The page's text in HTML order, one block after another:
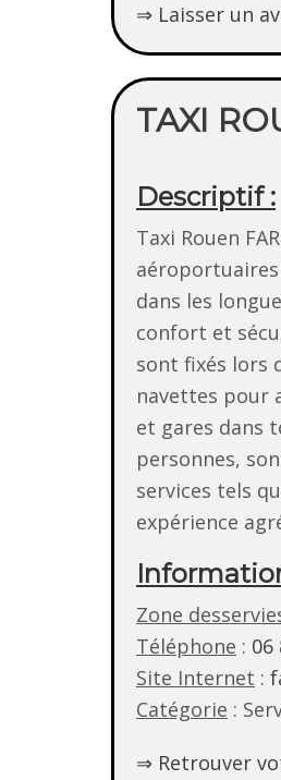
⇒ Laisser un
TAXI
Descriptif :
Taxi Rouen
dans les
confort et
sont fixés lors
navettes pour
et gares dans
personnes,
services tels
expérience
Zone
Téléphone : 06
Site Internet :
Catégorie :
⇒ Retrouver